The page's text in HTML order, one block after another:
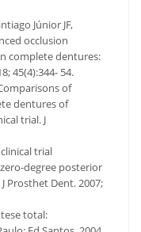
Júnior JF,
occlusion
complete dentures:
45(4):344- 54.
of
dentures of
trial. J
trial
degree posterior
Prosthet Dent. 2007;
total: